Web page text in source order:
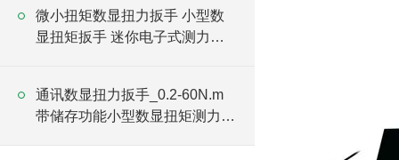
微小扭矩数显扭力扳手 小型数
显扭矩扳手 迷你电子式测力扳
通讯数显扭力扳手_0.2-60N.m
带储存功能小型数显扭矩测力扳